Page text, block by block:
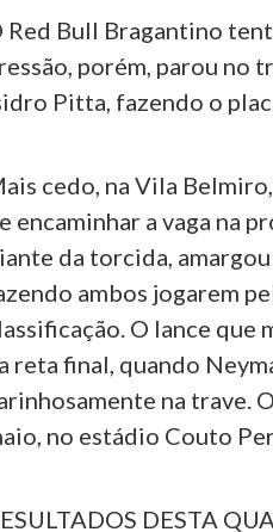
Red Bull Bragantino
porém, parou no
Pitta, fazendo o
cedo, na Vila
encaminhar a vaga na
da torcida,
ambos jogarem
O lance que
reta final, quando
na trave.
no estádio Couto
DESTA